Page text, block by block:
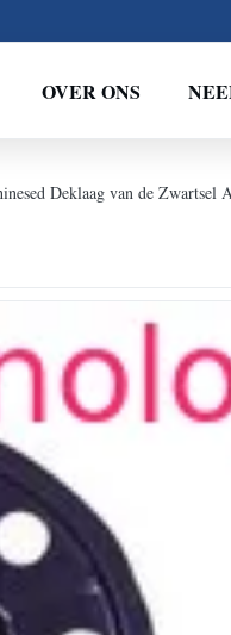
OVER ONS
Deklaag van de Zwartsel